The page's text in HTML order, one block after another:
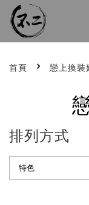
首頁 › 戀上換裝
排列方式